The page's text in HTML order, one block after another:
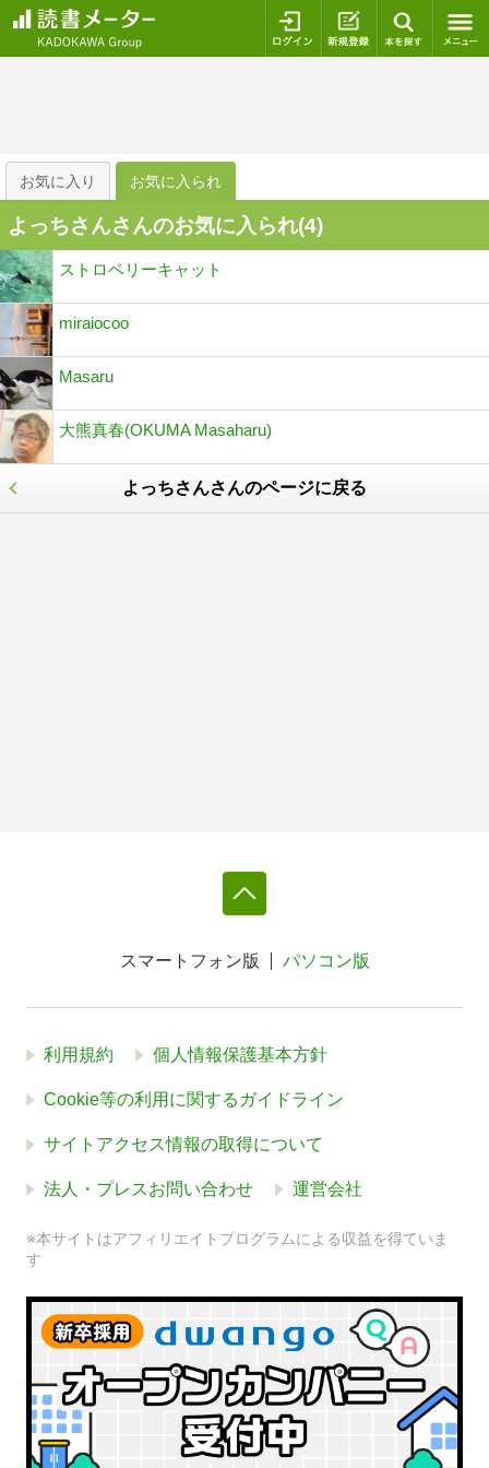
ログイン 新規登録
お気に入り お気に入られ
よっちさんさんのお気に入られ(4)
ストロベリーキャット
miraiocoo
Masaru
大熊真春(OKUMA Masaharu)
よっちさんさんのページに戻る
スマートフォン版 パソコン版
利用規約 個人情報保護基本方針
Cookie等の利用に関するガイドライン
サイトアクセス情報の取得について
法人・プレスお問い合わせ 運営会社
※本サイトはアフィリエイトプログラムによる収益を得ていま
す